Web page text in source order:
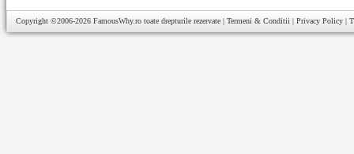
Copyright ©2006-2026 FamousWhy.ro toate drepturile rezervate | Termeni & Conditii | Privacy Policy |